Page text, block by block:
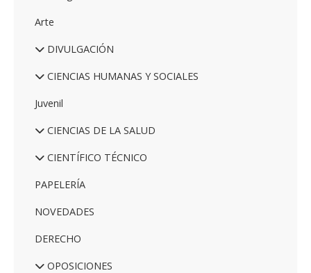
Arte
DIVULGACIÓN
CIENCIAS HUMANAS Y SOCIALES
Juvenil
CIENCIAS DE LA SALUD
CIENTÍFICO TÉCNICO
PAPELERÍA
NOVEDADES
DERECHO
OPOSICIONES